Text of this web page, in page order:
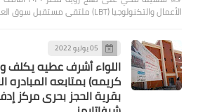
الأعمال والتكنولوجيا (LBT) ملتقى مستقبل سوق العمل (ملت…
05 يوليو 2022
اللواء أشرف عطيه يكلف
كريمه) بمتابعه المبادره
بقرية الحجز بحرى مركز